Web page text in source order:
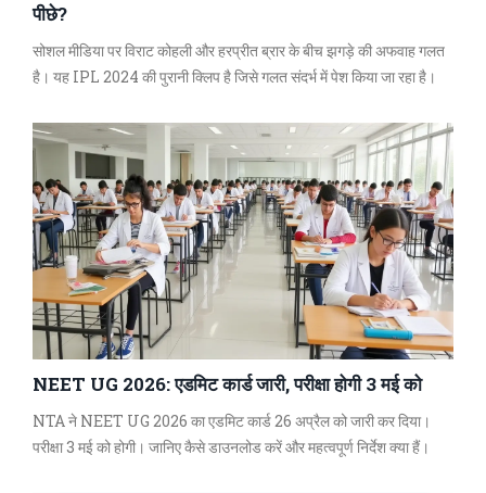
पीछे?
सोशल मीडिया पर विराट कोहली और हरप्रीत ब्रार के बीच झगड़े की अफवाह गलत
है। यह IPL 2024 की पुरानी क्लिप है जिसे गलत संदर्भ में पेश किया जा रहा है।
NEET UG 2026: एडमिट कार्ड जारी, परीक्षा होगी 3 मई को
NTA ने NEET UG 2026 का एडमिट कार्ड 26 अप्रैल को जारी कर दिया।
परीक्षा 3 मई को होगी। जानिए कैसे डाउनलोड करें और महत्वपूर्ण निर्देश क्या हैं।